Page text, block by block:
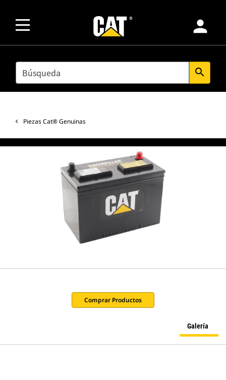
person
SEARCH search
Piezas Cat® Genuinas
Comprar Productos
Galería